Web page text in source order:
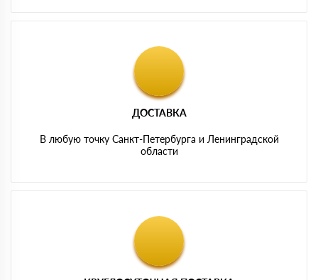
ДОСТАВКА
В любую точку Санкт-Петербурга и Ленинградской
области